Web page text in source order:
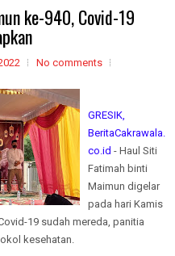
ke-940, Covid-19
No comments
GRESIK,
BeritaCakrawala.
co.id - Haul Siti
Fatimah binti
Maimun digelar
pada hari Kamis
19 sudah mereda, panitia
kesehatan.